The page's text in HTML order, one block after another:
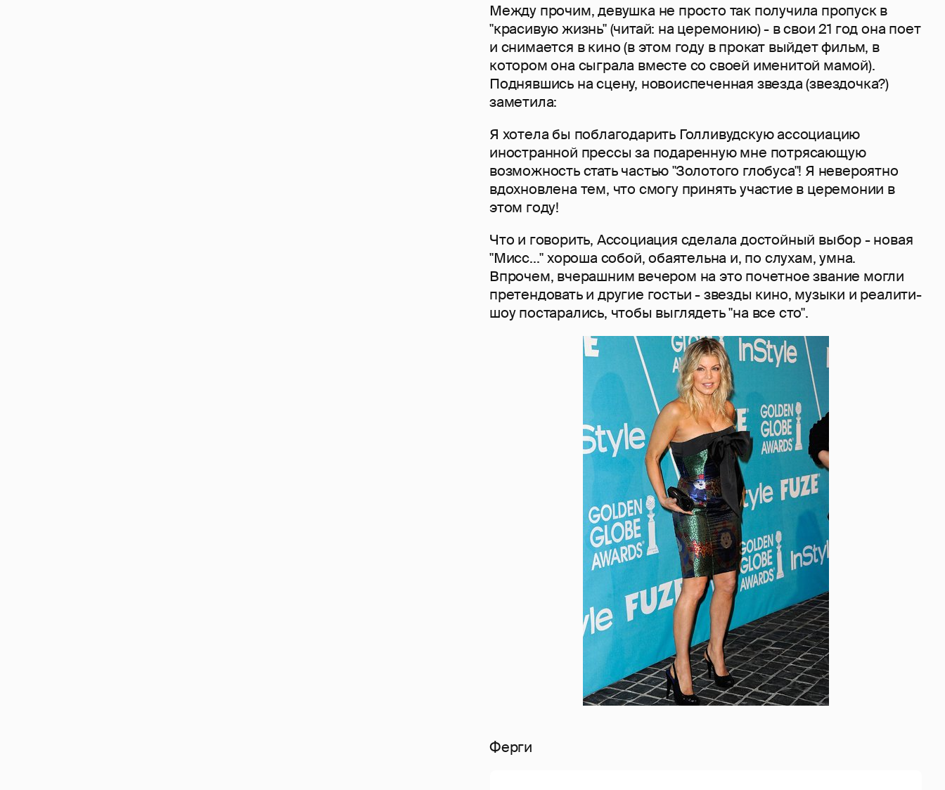
Между прочим, девушка не просто так получила пропуск в
"красивую жизнь" (читай: на церемонию) - в свои 21 год она поет
и снимается в кино (в этом году в прокат выйдет фильм, в
котором она сыграла вместе со своей именитой мамой).
Поднявшись на сцену, новоиспеченная звезда (звездочка?)
заметила:
Я хотела бы поблагодарить Голливудскую ассоциацию
иностранной прессы за подаренную мне потрясающую
возможность стать частью "Золотого глобуса"! Я невероятно
вдохновлена тем, что смогу принять участие в церемонии в
этом году!
Что и говорить, Ассоциация сделала достойный выбор - новая
"Мисс..." хороша собой, обаятельна и, по слухам, умна.
Впрочем, вчерашним вечером на это почетное звание могли
претендовать и другие гостьи - звезды кино, музыки и реалити-
шоу постарались, чтобы выглядеть "на все сто".
Ферги